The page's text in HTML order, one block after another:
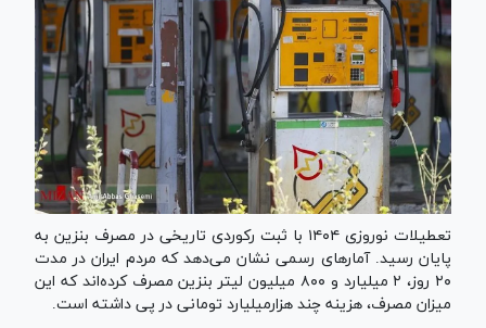
تعطیلات نوروزی ۱۴۰۴ با ثبت رکوردی تاریخی در مصرف بنزین به
پایان رسید. آمار‌های رسمی نشان می‌دهد که مردم ایران در مدت
۲۰ روز، ۲ میلیارد و ۸۰۰ میلیون لیتر بنزین مصرف کرده‌اند که این
میزان مصرف، هزینه چند هزارمیلیارد تومانی در پی داشته است.